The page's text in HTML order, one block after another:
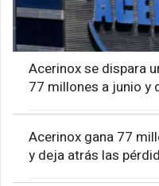
Acerinox se dispara
77 millones a junio y
Acerinox gana 77
y deja atrás las